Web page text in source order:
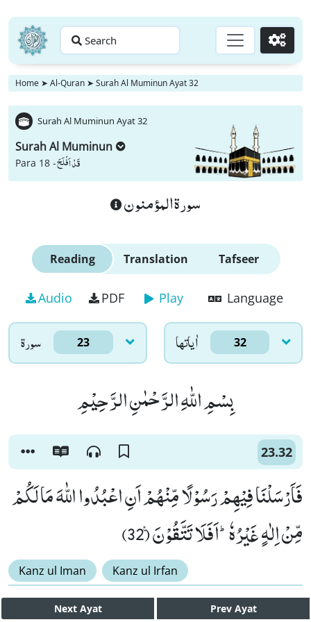
Search Go
Home ➤ Al-Quran ➤ Surah Al Muminun Ayat 32
Surah Al Muminun Ayat 32
Surah Al Muminun
Para 18 -قَدْ اَفْلَحَ
سورة المؤمنون
Reading Translation Tafseer
Audio PDF Play Language
سورۃ 23 اٰياتها 32
بِسْمِ اللّٰهِ الرَّحْمٰنِ الرَّحِیْمِ
23.32
فَاَرْسَلْنَا فِیْهِمْ رَسُوْلًا مِّنْهُمْ اَنِ اعْبُدُوا اللّٰهَ مَا لَكُمْ
مِّنْ اِلٰهٍ غَیْرُهٗؕ-اَفَلَا تَتَّقُوْنَ۠ (32)
Kanz ul Iman Kanz ul Irfan
Next Ayat Prev Ayat